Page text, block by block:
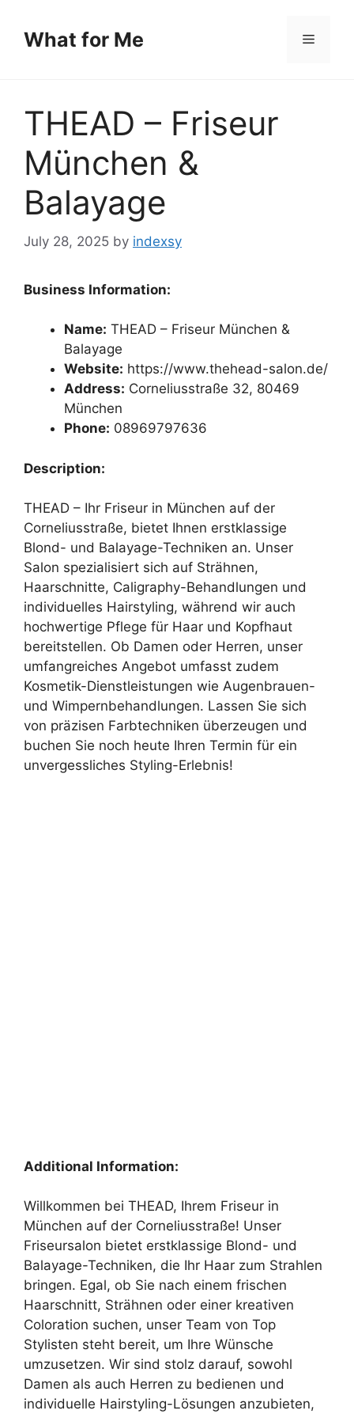
contentWhat for Me Menu
THEAD – Friseur
München &
Balayage
July 28, 2025 by indexsy
Business Information:
Name: THEAD – Friseur München &
Balayage
Website: https://www.thehead-salon.de/
Address: Corneliusstraße 32, 80469
München
Phone: 08969797636
Description:
THEAD – Ihr Friseur in München auf der
Corneliusstraße, bietet Ihnen erstklassige
Blond- und Balayage-Techniken an. Unser
Salon spezialisiert sich auf Strähnen,
Haarschnitte, Caligraphy-Behandlungen und
individuelles Hairstyling, während wir auch
hochwertige Pflege für Haar und Kopfhaut
bereitstellen. Ob Damen oder Herren, unser
umfangreiches Angebot umfasst zudem
Kosmetik-Dienstleistungen wie Augenbrauen-
und Wimpernbehandlungen. Lassen Sie sich
von präzisen Farbtechniken überzeugen und
buchen Sie noch heute Ihren Termin für ein
unvergessliches Styling-Erlebnis!
Additional Information:
Willkommen bei THEAD, Ihrem Friseur in
München auf der Corneliusstraße! Unser
Friseursalon bietet erstklassige Blond- und
Balayage-Techniken, die Ihr Haar zum Strahlen
bringen. Egal, ob Sie nach einem frischen
Haarschnitt, Strähnen oder einer kreativen
Coloration suchen, unser Team von Top
Stylisten steht bereit, um Ihre Wünsche
umzusetzen. Wir sind stolz darauf, sowohl
Damen als auch Herren zu bedienen und
individuelle Hairstyling-Lösungen anzubieten,